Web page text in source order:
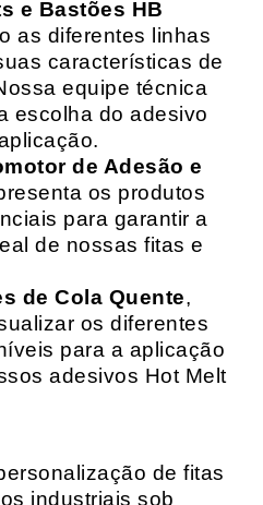
e Bastões HB
as diferentes linhas
características de
equipe técnica
escolha do adesivo
de Adesão e
os produtos
para garantir a
de nossas fitas e
de Cola Quente,
os diferentes
para a aplicação
adesivos Hot Melt
de fitas
industriais sob